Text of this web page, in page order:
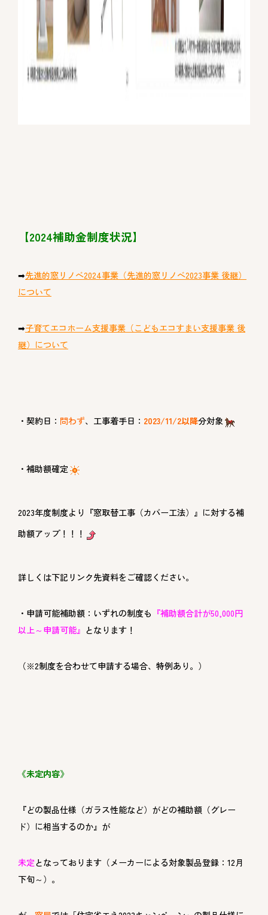
【2024補助金制度状況】
➡先進的窓リノベ2024事業（先進的窓リノベ2023事業 後継）
について
➡子育てエコホーム支援事業（こどもエコすまい支援事業 後
継）について
・契約日： 問わず、工事着手日： 2023/11/2以降分対象
・補助額確定
2023年度制度より『窓取替工事（カバー工法）』に対する補
助額アップ！！！
詳しくは下記リンク先資料をご確認ください。
・申請可能補助額：いずれの制度も 『補助額合計が50,000円
以上～申請可能』 となります！
（※2制度を合わせて申請する場合、特例あり。）
《未定内容》
『どの製品仕様（ガラス性能など）がどの補助額（グレー
ド）に相当するのか』が
未定となっております（メーカーによる対象製品登録： 12月
下旬～）。